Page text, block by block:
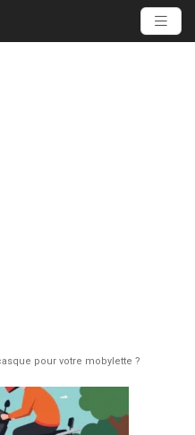
pour votre mobylette ?